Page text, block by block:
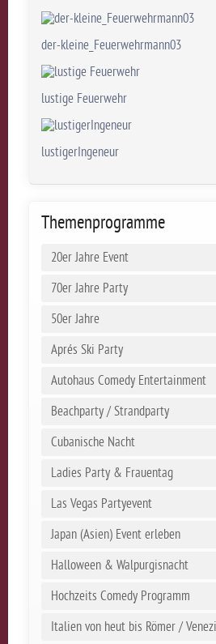
der-kleine_Feuerwehrmann03
lustige Feuerwehr
lustigerIngeneur
Themenprogramme
20er Jahre Event
70er Jahre Party
50er Jahre
Aprés Ski Party
Autohaus Comedy Entertainment
Beachparty / Strandparty
Cubanische Nacht
Ladies Party & Frauentag
Las Vegas Partyevent
Japan (Asien) Event erleben
Halloween & Walpurgisnacht
Hochzeits Comedy Programm
Italien von heut bis Römer /